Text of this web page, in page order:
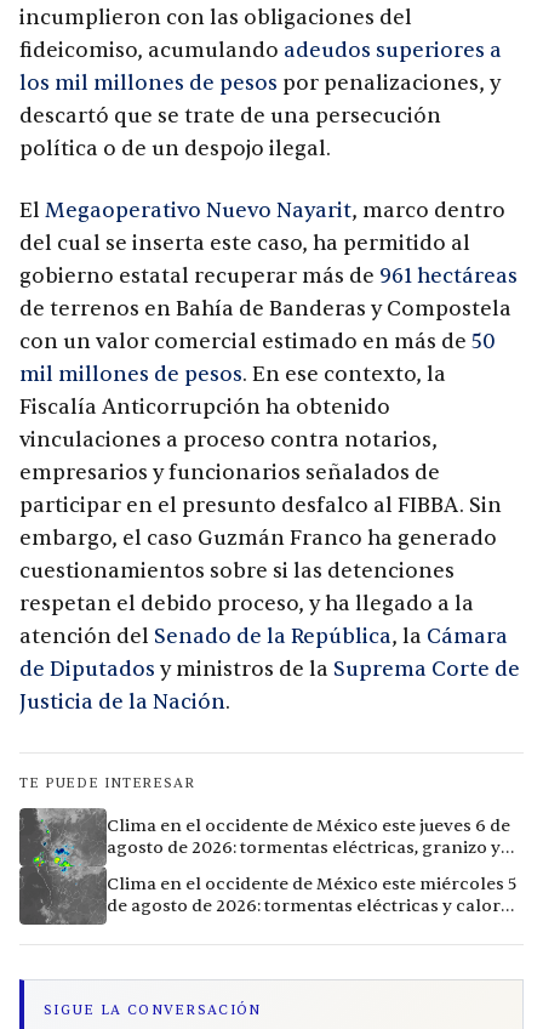
incumplieron con las obligaciones del
fideicomiso, acumulando adeudos superiores a
los mil millones de pesos por penalizaciones, y
descartó que se trate de una persecución
política o de un despojo ilegal.
El Megaoperativo Nuevo Nayarit, marco dentro
del cual se inserta este caso, ha permitido al
gobierno estatal recuperar más de 961 hectáreas
de terrenos en Bahía de Banderas y Compostela
con un valor comercial estimado en más de 50
mil millones de pesos. En ese contexto, la
Fiscalía Anticorrupción ha obtenido
vinculaciones a proceso contra notarios,
empresarios y funcionarios señalados de
participar en el presunto desfalco al FIBBA. Sin
embargo, el caso Guzmán Franco ha generado
cuestionamientos sobre si las detenciones
respetan el debido proceso, y ha llegado a la
atención del Senado de la República, la Cámara
de Diputados y ministros de la Suprema Corte de
Justicia de la Nación.
TE PUEDE INTERESAR
Clima en el occidente de México este jueves 6 de
agosto de 2026: tormentas eléctricas, granizo y
Clima en el occidente de México este miércoles 5
de agosto de 2026: tormentas eléctricas y calor
SIGUE LA CONVERSACIÓN